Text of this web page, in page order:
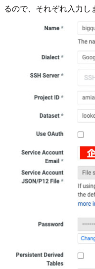
るので、それぞれ入力し